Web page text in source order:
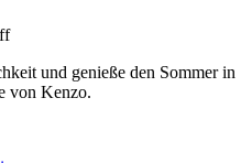
und genieße den Sommer in
von Kenzo.